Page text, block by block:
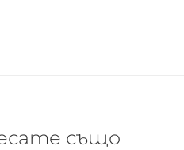
също